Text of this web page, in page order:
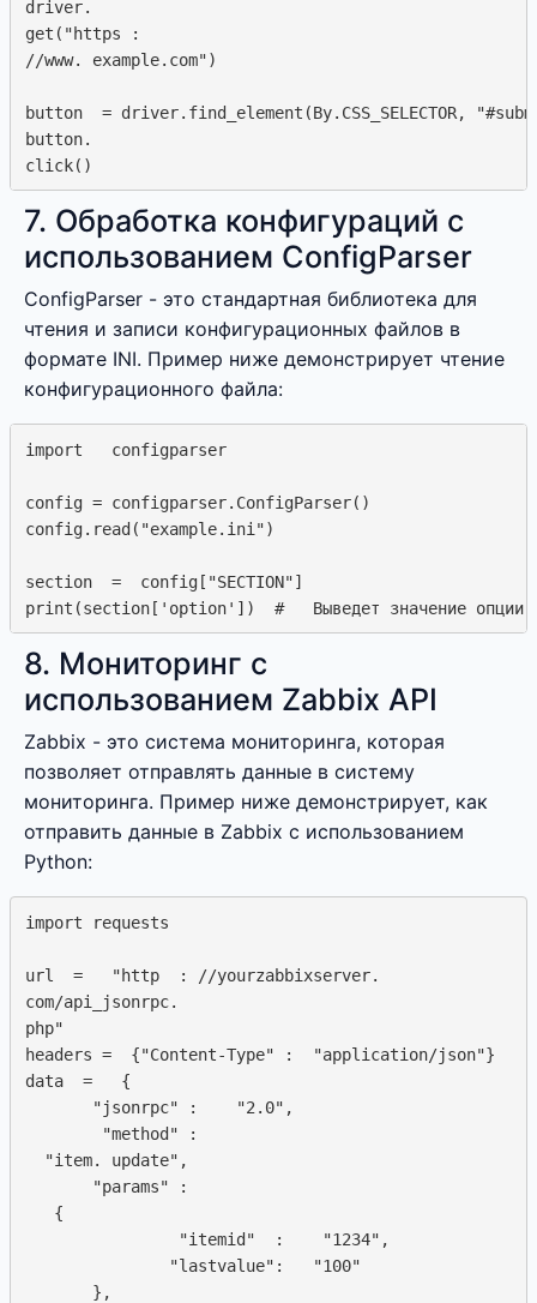
driver.
get("https :
//www. example.com")
button  = driver.find_element(By.CSS_SELECTOR,
button.
7. Обработка конфигураций с
использованием ConfigParser
ConfigParser - это стандартная библиотека для
чтения и записи конфигурационных файлов в
формате INI. Пример ниже демонстрирует чтение
конфигурационного файла:
import   configparser
config = configparser.ConfigParser()
config.read("example.ini")
section  =  config["SECTION"]
8. Мониторинг с
использованием Zabbix API
Zabbix - это система мониторинга, которая
позволяет отправлять данные в систему
мониторинга. Пример ниже демонстрирует, как
отправить данные в Zabbix с использованием
Python:
import requests
url  =   "http  : //yourzabbixserver.
com/api_jsonrpc.
php"
headers =  {"Content-Type" :  "application/json"}
data  =   {
       "jsonrpc" :    "2.0",
        "method" :
  "item. update",
       "params" :
   {
                "itemid"  :    "1234",
               "lastvalue":   "100"
       },